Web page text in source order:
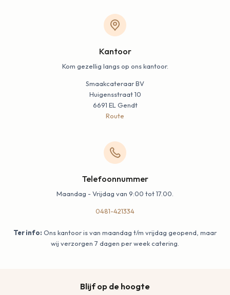
Kantoor
Kom gezellig langs op ons kantoor.
Smaakcateraar BV
Huigensstraat 10
6691 EL Gendt
Route
Telefoonnummer
Maandag - Vrijdag van 9:00 tot 17.00.
0481-421334
Ter info: Ons kantoor is van maandag t/m vrijdag geopend, maar
wij verzorgen 7 dagen per week catering.
Blijf op de hoogte